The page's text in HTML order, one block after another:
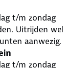
t/m zondag
Uitrijden wel
aanwezig.
t/m zondag